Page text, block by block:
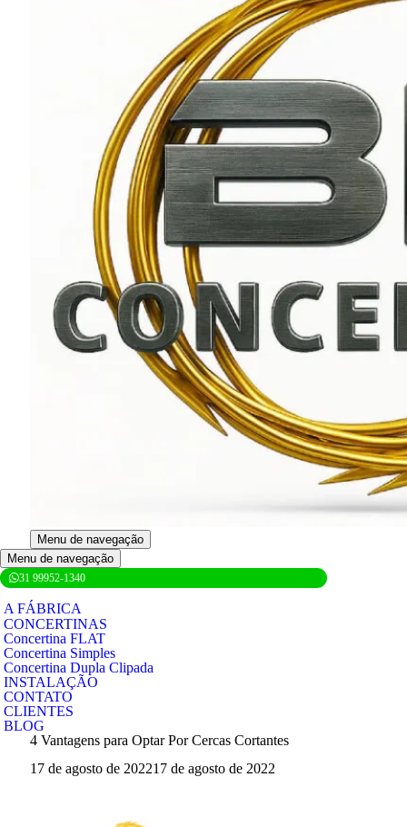
Menu de navegação
Menu de navegação
31 99952-1340
A FÁBRICA
CONCERTINAS
Concertina FLAT
Concertina Simples
Concertina Dupla Clipada
INSTALAÇÃO
CONTATO
CLIENTES
BLOG
4 Vantagens para Optar Por Cercas Cortantes
17 de agosto de 202217 de agosto de 2022